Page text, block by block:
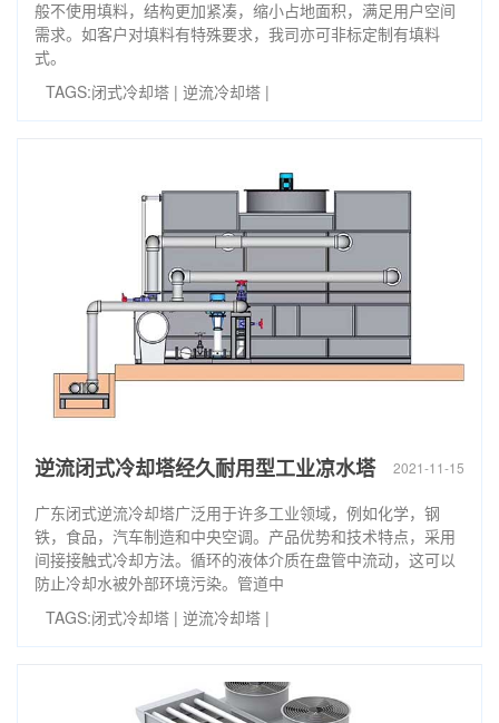
般不使用填料，结构更加紧凑，缩小占地面积，满足用户空间
需求。如客户对填料有特殊要求，我司亦可非标定制有填料
式。
TAGS:闭式冷却塔 | 逆流冷却塔 |
逆流闭式冷却塔经久耐用型工业凉水塔 2021-11-15
广东闭式逆流冷却塔广泛用于许多工业领域，例如化学，钢
铁，食品，汽车制造和中央空调。产品优势和技术特点，采用
间接接触式冷却方法。循环的液体介质在盘管中流动，这可以
防止冷却水被外部环境污染。管道中
TAGS:闭式冷却塔 | 逆流冷却塔 |